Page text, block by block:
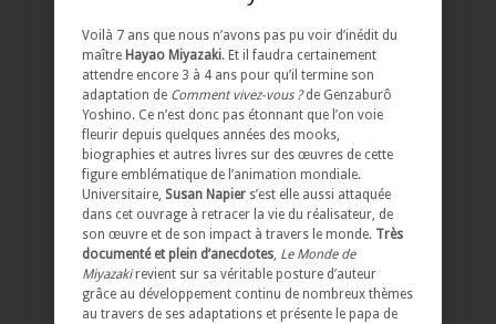
Voilà 7 ans que nous n’avons pas pu voir d’inédit du
maître Hayao Miyazaki. Et il faudra certainement
attendre encore 3 à 4 ans pour qu’il termine son
adaptation de Comment vivez-vous ?de Genzaburô
Yoshino. Ce n’est donc pas étonnant que l’on voie
fleurir depuis quelques années des mooks,
biographies et autres livres sur des œuvres de cette
figure emblématique de l’animation mondiale.
Universitaire, Susan Napier s’est elle aussi attaquée
dans cet ouvrage à retracer la vie du réalisateur, de
son œuvre et de son impact à travers le monde. Très
documenté et plein d’anecdotes Le Monde de
Miyazakirevient sur sa véritable posture d’auteur
grâce au développement continu de nombreux thèmes
au travers de ses adaptations et présente le papa de